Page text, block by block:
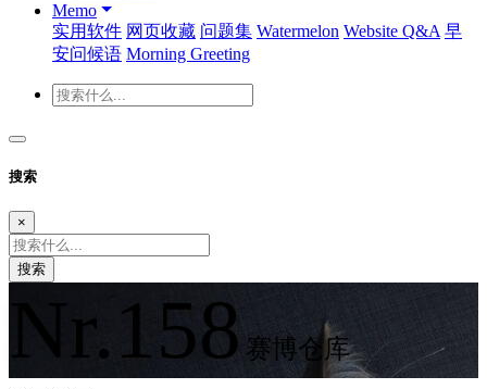
Memo
实用软件 网页收藏 问题集 Watermelon Website Q&A 早
安问候语 Morning Greeting
搜索
×
搜索
Nr.158 赛博仓库